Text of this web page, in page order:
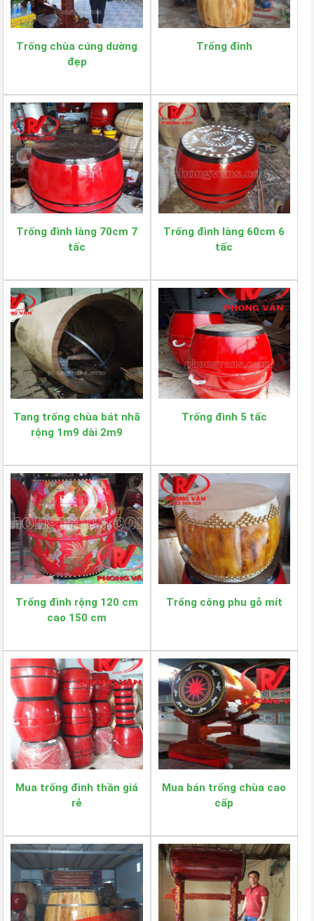
Trống chùa cúng dường
đẹp
Trống đình
Trống đình làng 70cm 7
tấc
Trống đình làng 60cm 6
tấc
Tang trống chùa bát nhã
rộng 1m9 dài 2m9
Trống đình 5 tấc
Trống đình rộng 120 cm
cao 150 cm
Trống công phu gỗ mít
Mua trống đình thần giá
rẻ
Mua bán trống chùa cao
cấp